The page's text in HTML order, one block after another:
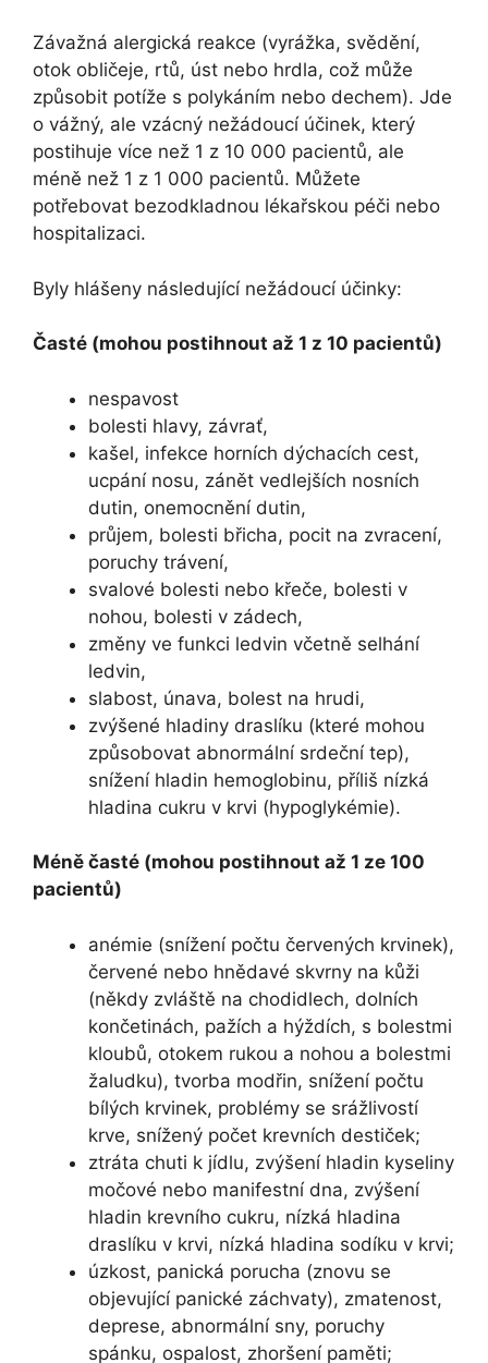
Závažná alergická reakce (vyrážka, svědění,
otok obličeje, rtů, úst nebo hrdla, což může
způsobit potíže s polykáním nebo dechem). Jde
o vážný, ale vzácný nežádoucí účinek, který
postihuje více než 1 z 10 000 pacientů, ale
méně než 1 z 1 000 pacientů. Můžete
potřebovat bezodkladnou lékařskou péči nebo
hospitalizaci.
Byly hlášeny následující nežádoucí účinky:
Časté (mohou postihnout až 1 z 10 pacientů)
nespavost
bolesti hlavy, závrať,
kašel, infekce horních dýchacích cest,
ucpání nosu, zánět vedlejších nosních
dutin, onemocnění dutin,
průjem, bolesti břicha, pocit na zvracení,
poruchy trávení,
svalové bolesti nebo křeče, bolesti v
nohou, bolesti v zádech,
změny ve funkci ledvin včetně selhání
ledvin,
slabost, únava, bolest na hrudi,
zvýšené hladiny draslíku (které mohou
způsobovat abnormální srdeční tep),
snížení hladin hemoglobinu, příliš nízká
hladina cukru v krvi (hypoglykémie).
Méně časté (mohou postihnout až 1 ze 100
pacientů)
anémie (snížení počtu červených krvinek),
červené nebo hnědavé skvrny na kůži
(někdy zvláště na chodidlech, dolních
končetinách, pažích a hýždích, s bolestmi
kloubů, otokem rukou a nohou a bolestmi
žaludku), tvorba modřin, snížení počtu
bílých krvinek, problémy se srážlivostí
krve, snížený počet krevních destiček;
ztráta chuti k jídlu, zvýšení hladin kyseliny
močové nebo manifestní dna, zvýšení
hladin krevního cukru, nízká hladina
draslíku v krvi, nízká hladina sodíku v krvi;
úzkost, panická porucha (znovu se
objevující panické záchvaty), zmatenost,
deprese, abnormální sny, poruchy
spánku, ospalost, zhoršení paměti;